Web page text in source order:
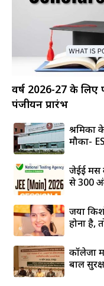
वर्ष 2026-27 के लिए
पंजीयन प्रारंभ
श्रमिकों
मौका-
जेईई मेंस
से 300
जया
होना है,
कॉलेजों में
बाल